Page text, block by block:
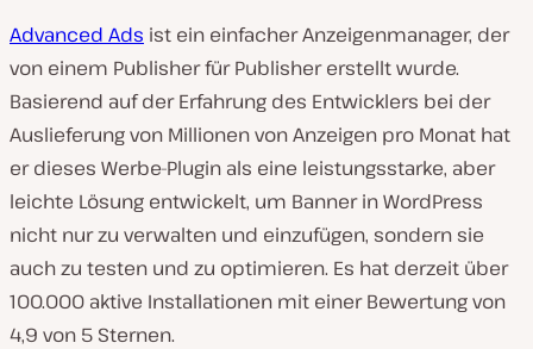
Advanced Ads ist ein einfacher Anzeigenmanager, der
von einem Publisher für Publisher erstellt wurde.
Basierend auf der Erfahrung des Entwicklers bei der
Auslieferung von Millionen von Anzeigen pro Monat hat
er dieses Werbe-Plugin als eine leistungsstarke, aber
leichte Lösung entwickelt, um Banner in WordPress
nicht nur zu verwalten und einzufügen, sondern sie
auch zu testen und zu optimieren. Es hat derzeit über
100.000 aktive Installationen mit einer Bewertung von
4,9 von 5 Sternen.